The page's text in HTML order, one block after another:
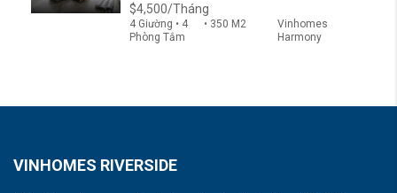
$4,500/Tháng
4 Giường • 4
Phòng Tắm
• 350 M2
Vinhomes
Harmony
VINHOMES RIVERSIDE